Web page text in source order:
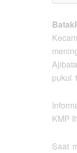
pukul
KMP
Saat